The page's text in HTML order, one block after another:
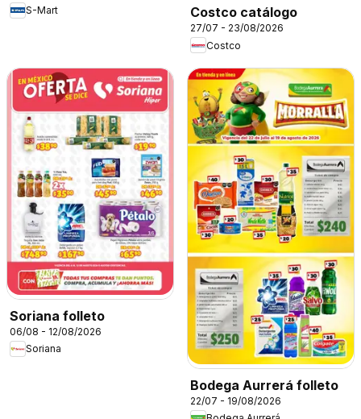
S-Mart
Costco catálogo
27/07 - 23/08/2026
Costco
Soriana folleto
06/08 - 12/08/2026
Soriana
Bodega Aurrerá folleto
22/07 - 19/08/2026